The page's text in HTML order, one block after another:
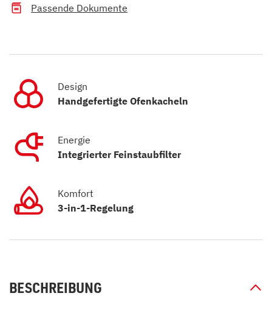
Passende Dokumente
Design
Handgefertigte Ofenkacheln
Energie
Integrierter Feinstaubfilter
Komfort
3-in-1-Regelung
BESCHREIBUNG